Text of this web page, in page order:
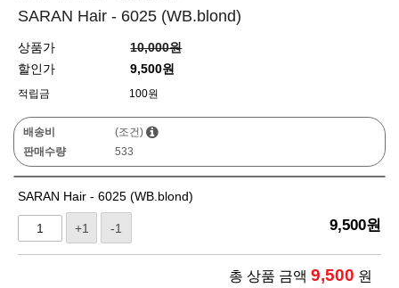
SARAN Hair - 6025 (WB.blond)
상품가
10,000원
할인가
9,500원
적립금 100원
배송비
(조건)
판매수량
533
SARAN Hair - 6025 (WB.blond)
+1 -1 9,500원
총 상품 금액 9,500 원